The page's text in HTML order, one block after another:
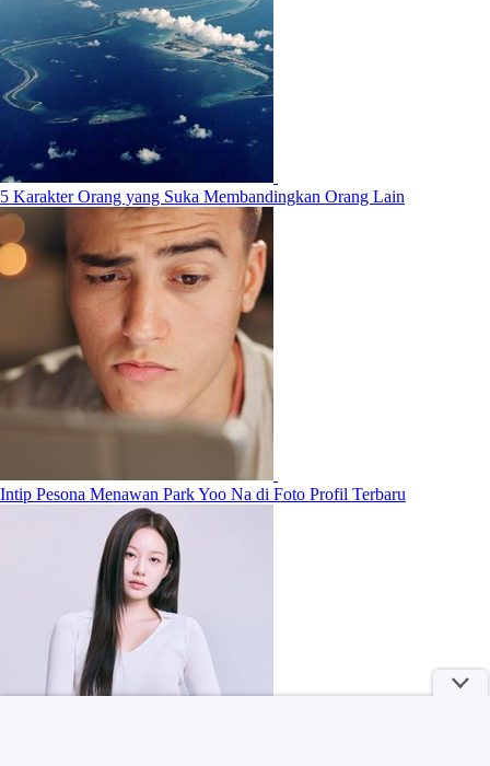
5 Karakter Orang yang Suka Membandingkan Orang Lain
Intip Pesona Menawan Park Yoo Na di Foto Profil Terbaru